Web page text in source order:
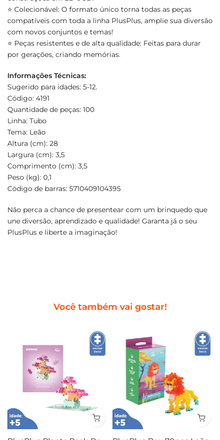
⭐ Colecionável: O formato único torna todas as peças
compatíveis com toda a linha PlusPlus, amplie sua diversão
com novos conjuntos e temas!
⭐ Peças resistentes e de alta qualidade: Feitas para durar
por gerações, criando memórias.
Informações Técnicas:
Sugerido para idades: 5-12.
Código: 4191
Quantidade de peças: 100
Linha: Tubo
Tema: Leão
Altura (cm): 28
Largura (cm): 3,5
Comprimento (cm): 3,5
Peso (kg): 0,1
Código de barras: 5710409104395
Não perca a chance de presentear com um brinquedo que
une diversão, aprendizado e qualidade! Garanta já o seu
PlusPlus e liberte a imaginação!
Você também vai gostar!